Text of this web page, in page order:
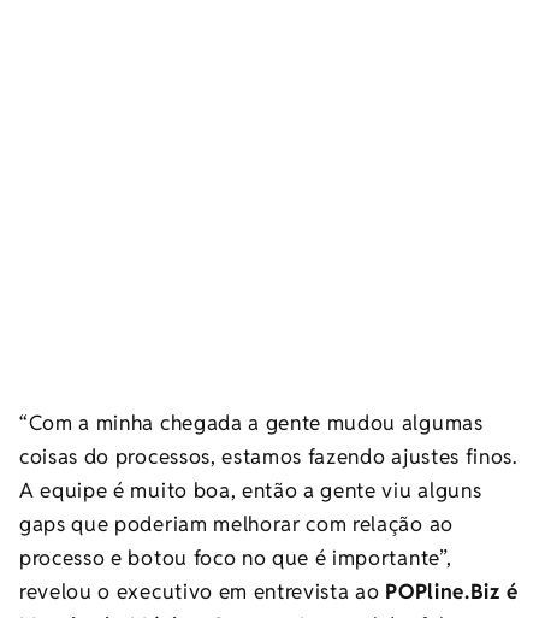
“Com a minha chegada a gente mudou algumas
coisas do processos, estamos fazendo ajustes finos.
A equipe é muito boa, então a gente viu alguns
gaps que poderiam melhorar com relação ao
processo e botou foco no que é importante”,
revelou o executivo em entrevista ao POPline.Biz é